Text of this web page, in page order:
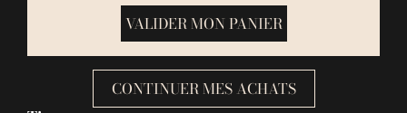
VALIDER MON PANIER
CONTINUER MES ACHATS